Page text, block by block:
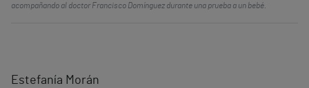
acompañando al doctor Francisco Domínguez durante una prueba a un bebé.
Estefanía Morán